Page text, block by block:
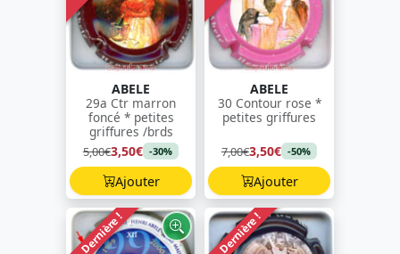
ABELE
29a Ctr marron
foncé * petites
griffures /brds
5,00€3,50€ -30%
Ajouter
ABELE
30 Contour rose *
petites griffures
7,00€3,50€ -50%
Ajouter
Dernière ! Dernière !